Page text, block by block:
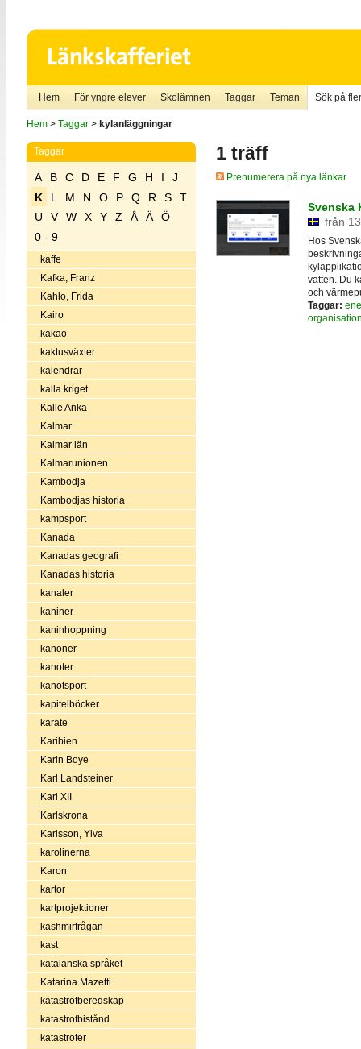
Hem För yngre elever Skolämnen Taggar Teman Sök på
Hem> Taggar> kylanläggningar
Taggar
A B C D E F G H I
J
K
L M N O P Q R S
T
U
V W X Y Z Å Ä
Ö
0 - 9
kaffe
Kafka, Franz
Kahlo, Frida
Kairo
kakao
kaktusväxter
kalendrar
kalla kriget
Kalle Anka
Kalmar
Kalmar län
Kalmarunionen
Kambodja
Kambodjas historia
kampsport
Kanada
Kanadas geografi
Kanadas historia
kanaler
kaniner
kaninhoppning
kanoner
kanoter
kanotsport
kapitelböcker
karate
Karibien
Karin Boye
Karl Landsteiner
Karl XII
Karlskrona
Karlsson, Ylva
karolinerna
Karon
kartor
kartprojektioner
kashmirfrågan
kast
katalanska språket
Katarina Mazetti
katastrofberedskap
katastrofbistånd
katastrofer
1 träff
Prenumerera på nya länkar
Svenska
från
Hos
vatten. Du
och
Taggar: